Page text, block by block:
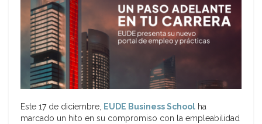
Este 17 de diciembre, EUDE Business School ha
marcado un hito en su compromiso con la empleabilidad